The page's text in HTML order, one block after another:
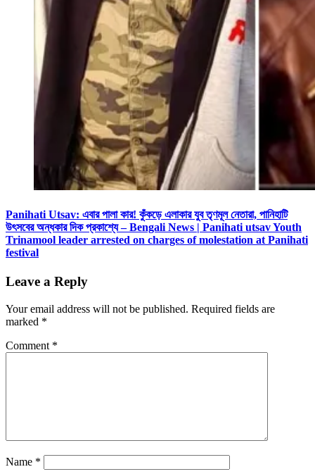
Panihati Utsav: এবার পালা কার! কুঁকড়ে এলাকার যুব তৃণমূল নেতারা, পানিহাটি
উৎসবের অন্ধকার দিক প্রকাশ্যে – Bengali News | Panihati utsav Youth
Trinamool leader arrested on charges of molestation at Panihati
festival
Leave a Reply
Your email address will not be published. Required fields are
marked *
Comment *
Name *